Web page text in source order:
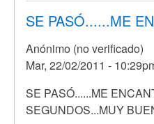
SE PASÓ......ME
Anónimo (no verificado)
Mar, 22/02/2011 -
SE PASÓ......ME
SEGUNDOS...MUY